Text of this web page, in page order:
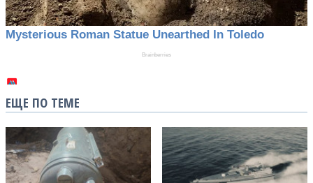
ЕЩЕ ПО ТЕМЕ